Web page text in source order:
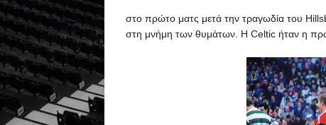
στο πρώτο ματς μετά την τραγωδία του
στη μνήμη των θυμάτων. Η Celtic ήταν η